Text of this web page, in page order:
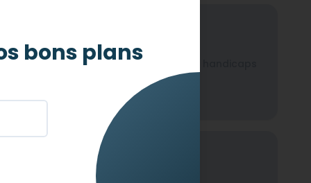
Non-adapté pour les handicaps
auditif
bons plans